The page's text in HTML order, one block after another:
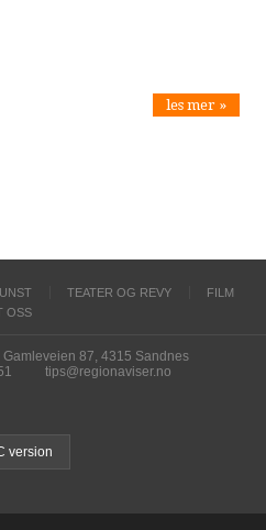
les mer »
TEATER OG REVY
FILM
OSS
87, 4315 Sandnes
tips@regionaviser.no
version